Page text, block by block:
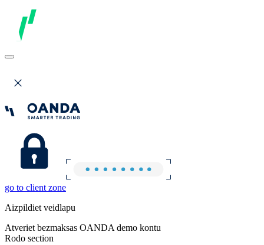
go to client zone
Aizpildiet veidlapu
Atveriet bezmaksas OANDA demo kontu
Rodo section